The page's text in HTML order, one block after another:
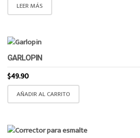
LEER MÁS
GARLOPIN
$49.90
AÑADIR AL CARRITO